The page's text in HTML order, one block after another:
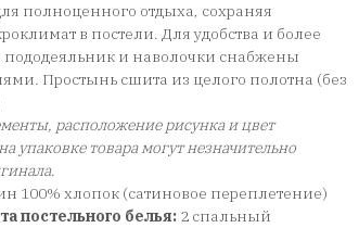
полноценного отдыха, сохраняя
в постели. Для удобства и более
пододеяльник и наволочки снабжены
Простынь сшита из целого полотна (без
расположение рисунка и цвет
упаковке товара могут незначительно
.
100% хлопок (сатиновое переплетение)
постельного белья: 2 спальный